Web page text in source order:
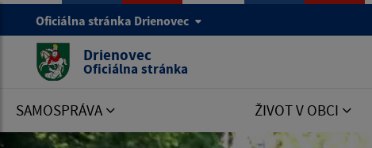
Oficiálna stránka Drienovec
Drienovec
Oficiálna stránka
SAMOSPRÁVA ŽIVOT V OBCI